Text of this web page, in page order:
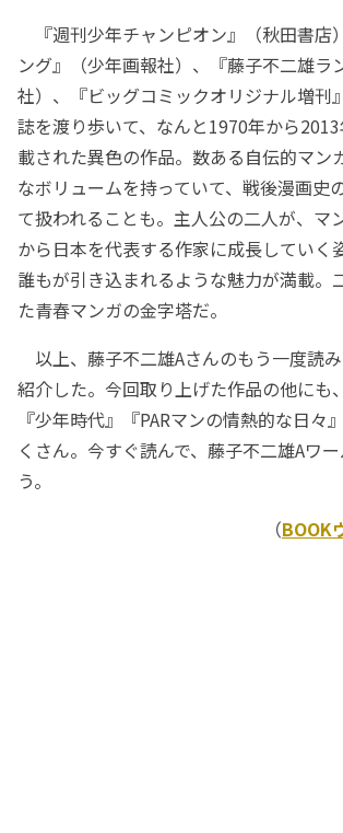
『週刊少年チャンピオン』（秋田書店
ング』（少年画報社）、『藤子不二雄ラ
社）、『ビッグコミックオリジナル増刊
誌を渡り歩いて、なんと1970年から
載された異色の作品。数ある自伝的マン
なボリュームを持っていて、戦後漫画史
て扱われることも。主人公の二人が、マ
から日本を代表する作家に成長していく
誰もが引き込まれるような魅力が満載。
た青春マンガの金字塔だ。
以上、藤子不二雄Aさんのもう一度読
紹介した。今回取り上げた作品の他にも
『少年時代』『PARマンの情熱的な日々
くさん。今すぐ読んで、藤子不二雄Aワ
う。
（BOOK